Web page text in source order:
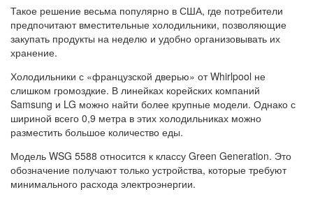
Такое решение весьма популярно в США, где потребители
предпочитают вместительные холодильники, позволяющие
закупать продукты на неделю и удобно организовывать их
хранение.
Холодильники с «французской дверью» от Whirlpool не
слишком громоздкие. В линейках корейских компаний
Samsung и LG можно найти более крупные модели. Однако с
шириной всего 0,9 метра в этих холодильниках можно
разместить большое количество еды.
Модель WSG 5588 относится к классу Green Generation. Это
обозначение получают только устройства, которые требуют
минимального расхода электроэнергии.